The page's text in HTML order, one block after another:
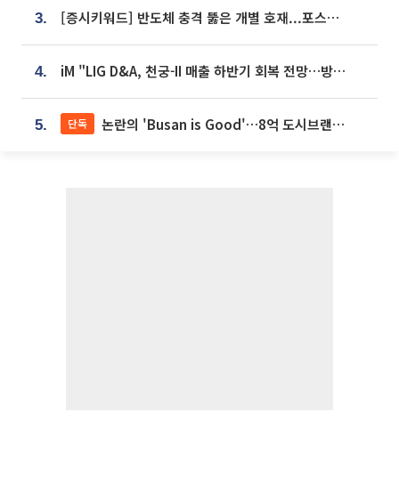
3. [증시키워드] 반도체 충격 뚫은 개별 호재...포스코퓨처엠·에코프로·한화솔루션 '눈길'
4. iM "LIG D&A, 천궁-II 매출 하반기 회복 전망…방산 톱픽 유지"
5. 단독 논란의 'Busan is Good'…8억 도시브랜드, 용산 대통령실 CI 업체가 수행